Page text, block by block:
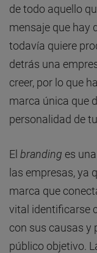
de todo aquello
mensaje que hay
todavía quiere
detrás una
creer, por lo que
marca única que
personalidad de
El branding es
las empresas, ya
marca que
vital identificarse
con sus causas y
público objetivo.